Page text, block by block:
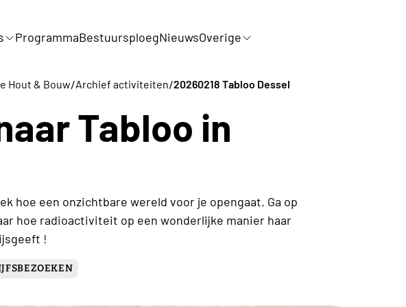
ProgrammaBestuursploegNieuwsOverige
Hout & Bouw/Archief activiteiten/20260218 Tabloo Dessel
Tabloo in
hoe een onzichtbare wereld voor je opengaat. Ga op
hoe radioactiviteit op een wonderlijke manier haar
!